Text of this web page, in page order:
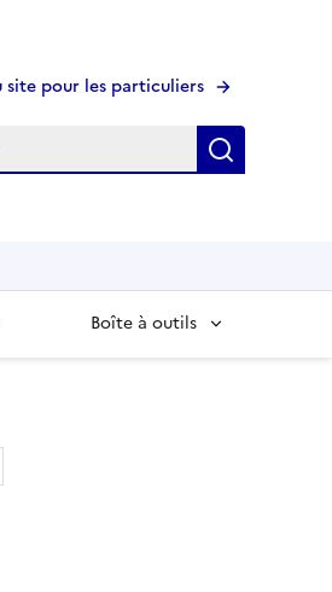
site pour les particuliers
Boîte à outils